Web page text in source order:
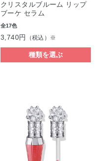
クリスタルブルーム リップ
ブーケ セラム
全17色
3,740円 （税込）※
種類を選ぶ